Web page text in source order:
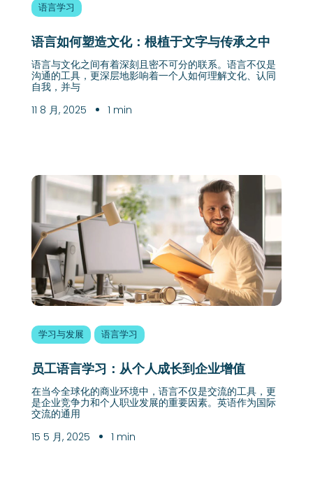
语言学习
语言如何塑造文化：根植于文字与传承之中
语言与文化之间有着深刻且密不可分的联系。语言不仅是
沟通的工具，更深层地影响着一个人如何理解文化、认同
自我，并与
11 8 月, 2025
1 min
学习与发展 语言学习
员工语言学习：从个人成长到企业增值
在当今全球化的商业环境中，语言不仅是交流的工具，更
是企业竞争力和个人职业发展的重要因素。英语作为国际
交流的通用
15 5 月, 2025
1 min